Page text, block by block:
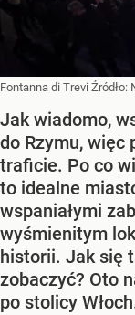
Fontanna di Trevi Źródło:
Jak wiadomo,
do Rzymu, więc
traficie. Po co
to idealne
wspaniałymi
wyśmienitym
historii. Jak się
zobaczyć? Oto
po stolicy